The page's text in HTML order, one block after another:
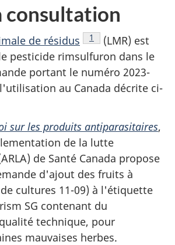
consultation
de résidus Note de bas de page
1
(LMR) est
pesticide rimsulfuron dans le
portant le numéro 2023-
au Canada décrite ci-
sur les produits antiparasitaires,
de la lutte
de Santé Canada propose
d'ajout des fruits à
cultures 11-09) à l'étiquette
SG contenant du
technique, pour
mauvaises herbes.